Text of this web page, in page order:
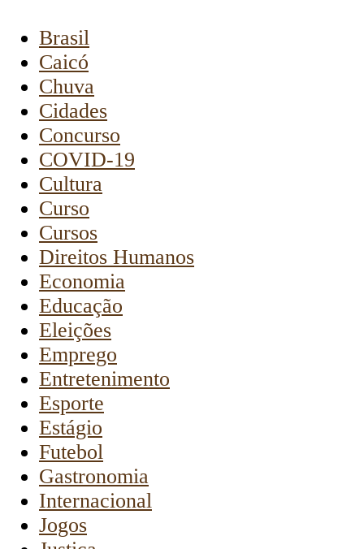
Brasil
Caicó
Chuva
Cidades
Concurso
COVID-19
Cultura
Curso
Cursos
Direitos Humanos
Economia
Educação
Eleições
Emprego
Entretenimento
Esporte
Estágio
Futebol
Gastronomia
Internacional
Jogos